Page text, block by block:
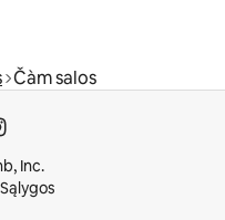
Čàm salos
Inc.
Sąlygos